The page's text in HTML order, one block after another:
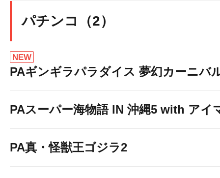
パチンコ（2）
NEW
PAギンギラパラダイス 夢幻カーニバ
PAスーパー海物語 IN 沖縄5 with アイ
PA真・怪獣王ゴジラ2